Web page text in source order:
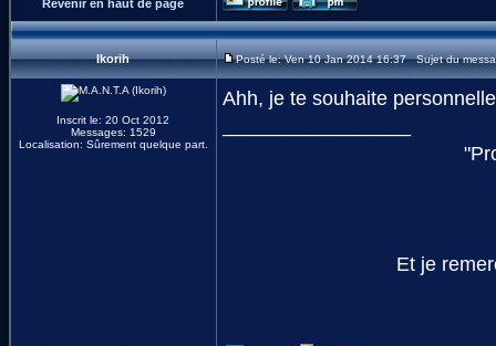
Revenir en haut de page
Ikorih Posté le: Ven 10 Jan 2014 16:37 Sujet du
Inscrit le: 20 Oct 2012
Messages: 1529
Localisation: Sûrement quelque part.
Ahh, je te souhaite
Et je